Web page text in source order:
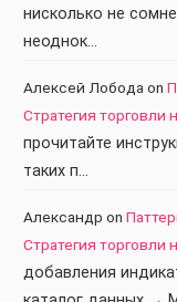
нисколько не
неоднок…
Алексей Лобода on
Стратегия
прочитайте
таких п…
Александр on
Стратегия торговли
добавления